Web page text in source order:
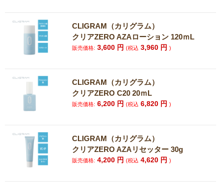
CLIGRAM（カリグラム）
クリアZERO AZAローション 120ｍL
販売価格: 3,600 円(税込 3,960 円)
CLIGRAM（カリグラム）
クリアZERO C20 20ｍL
販売価格: 6,200 円(税込 6,820 円)
CLIGRAM（カリグラム）
クリアZERO AZAリセッター 30g
販売価格: 4,200 円(税込 4,620 円)